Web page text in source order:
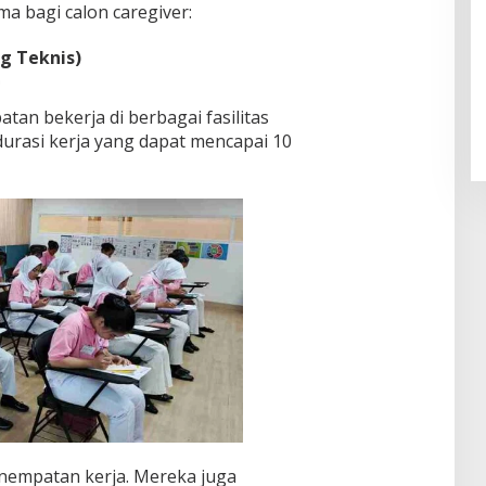
bagi calon caregiver:
Teknis)
bekerja di berbagai fasilitas
kerja yang dapat mencapai 10
kerja. Mereka juga
09:13 WIB